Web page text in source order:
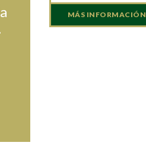
MÁS INFORMACIÓN